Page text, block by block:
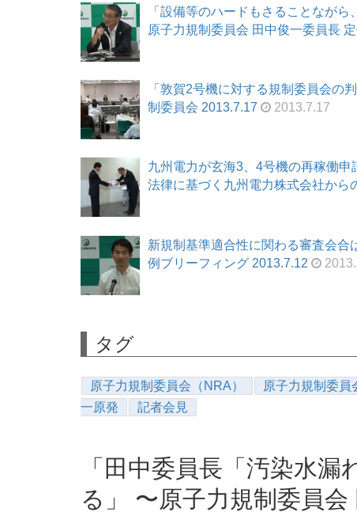
「設備等のハードもさることなが
原子力規制委員会 田中俊一委員長
「敦賀2号機に対する規制委員会の
制委員会 2013.7.17
2013.7.17
九州電力が玄海3、4号機の再稼働
法律に基づく九州電力株式会社から
新規制基準適合性に関わる審査会合
例ブリーフィング 2013.7.12
タグ
原子力規制委員会（NRA） 原子力規制委員
一原発
記者会見
「田中委員長「汚染水
る」 〜原子力規制委員